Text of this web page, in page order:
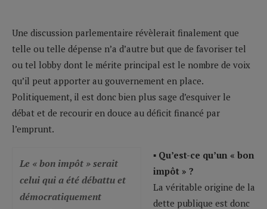
Une discussion parlementaire révèlerait finalement que
telle ou telle dépense n’a d’autre but que de favoriser tel
ou tel lobby dont le mérite principal est le nombre de voix
qu’il peut apporter au gouvernement en place.
Politiquement, il est donc bien plus sage d’esquiver le
débat et de recourir en douce au déficit financé par
l’emprunt.
Le « bon impôt » serait
celui qui a été débattu et
démocratiquement
▪ Qu’est-ce qu’un « bon
impôt » ?
La véritable origine de la
dette publique est donc